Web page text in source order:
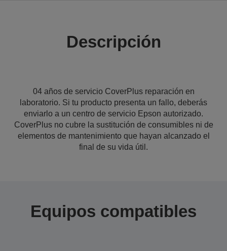
Descripción
04 años de servicio CoverPlus reparación en
laboratorio. Si tu producto presenta un fallo, deberás
enviarlo a un centro de servicio Epson autorizado.
CoverPlus no cubre la sustitución de consumibles ni de
elementos de mantenimiento que hayan alcanzado el
final de su vida útil.
Equipos compatibles